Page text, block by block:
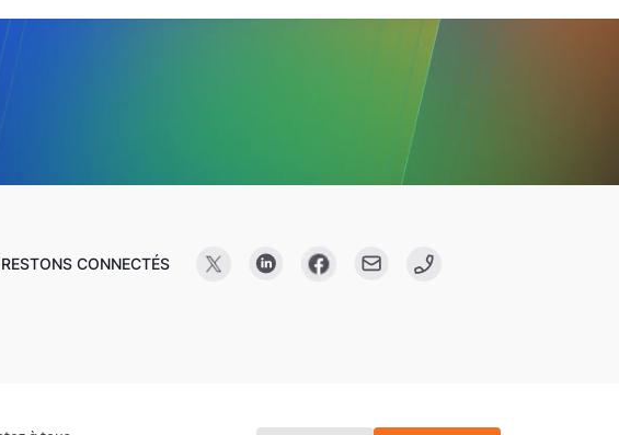
RESTONS CONNECTÉS